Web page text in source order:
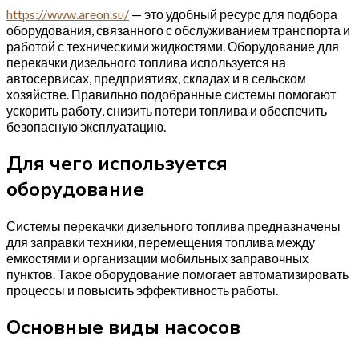
https://www.areon.su/ — это удобный ресурс для подбора
оборудования, связанного с обслуживанием транспорта и
работой с техническими жидкостями. Оборудование для
перекачки дизельного топлива используется на
автосервисах, предприятиях, складах и в сельском
хозяйстве. Правильно подобранные системы помогают
ускорить работу, снизить потери топлива и обеспечить
безопасную эксплуатацию.
Для чего используется
оборудование
Системы перекачки дизельного топлива предназначены
для заправки техники, перемещения топлива между
емкостями и организации мобильных заправочных
пунктов. Такое оборудование помогает автоматизировать
процессы и повысить эффективность работы.
Основные виды насосов